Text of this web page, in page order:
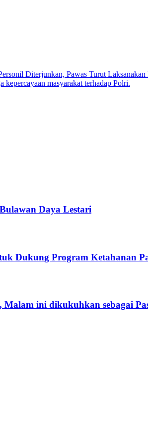
Diterjunkan, Pawas Turut Laksanakan
masyarakat terhadap Polri.
Daya Lestari
Dukung Program Ketahanan
ini dikukuhkan sebagai